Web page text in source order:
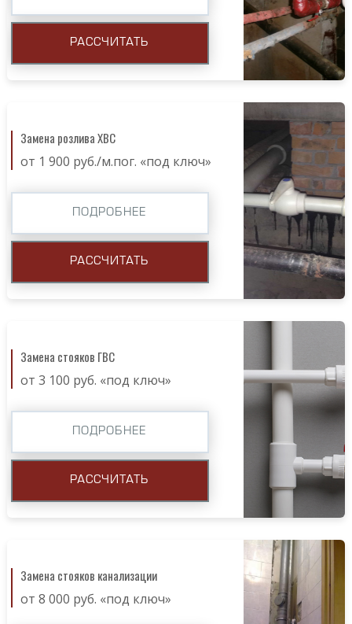
РАССЧИТАТЬ
Замена розлива ХВС
от 1 900 руб./м.пог. «под ключ»
ПОДРОБНЕЕ
РАССЧИТАТЬ
Замена стояков ГВС
от 3 100 руб. «под ключ»
ПОДРОБНЕЕ
РАССЧИТАТЬ
Замена стояков канализации
от 8 000 руб. «под ключ»